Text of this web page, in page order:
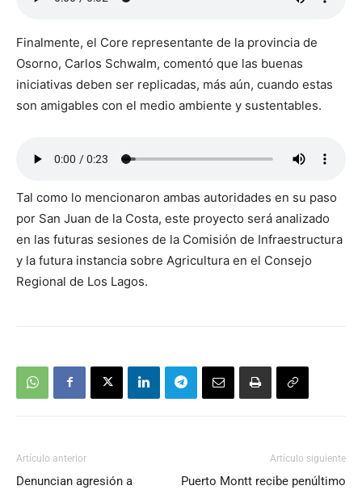
Finalmente, el Core representante de la provincia de
Osorno, Carlos Schwalm, comentó que las buenas
iniciativas deben ser replicadas, más aún, cuando estas
son amigables con el medio ambiente y sustentables.
Tal como lo mencionaron ambas autoridades en su paso
por San Juan de la Costa, este proyecto será analizado
en las futuras sesiones de la Comisión de Infraestructura
y la futura instancia sobre Agricultura en el Consejo
Regional de Los Lagos.
Artículo anterior
Denuncian agresión a
Artículo siguiente
Puerto Montt recibe penúltimo